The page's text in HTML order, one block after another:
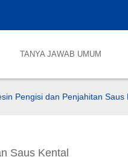
TANYA JAWAB UMUM
Pengisi dan Penjahitan Saus
Saus Kental